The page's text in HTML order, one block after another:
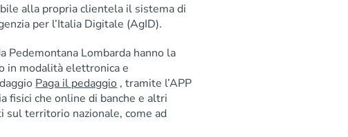
alla propria clientela il sistema di
per l’Italia Digitale (AgID).
Lombarda hanno la
in modalità elettronica e
Paga il pedaggio , tramite l’APP
fisici che online di banche e altri
sul territorio nazionale, come ad